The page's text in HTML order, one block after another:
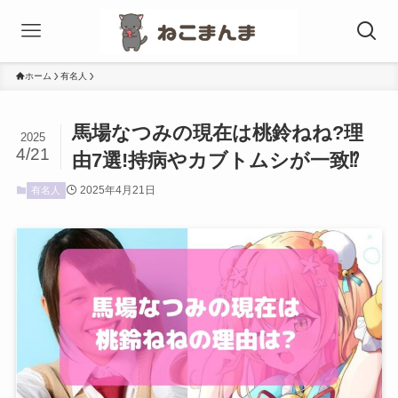
ホーム 有名人
馬場なつみの現在は桃鈴ねね?理
由7選!持病やカブトムシが一致⁉︎
2025
4/21
有名人 2025年4月21日